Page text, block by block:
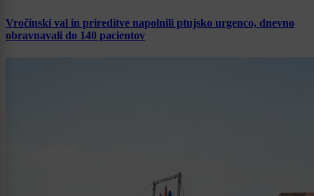
Vročinski val in prireditve napolnili ptujsko urgenco, dnevno
obravnavali do 140 pacientov